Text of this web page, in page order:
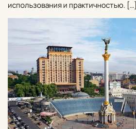
использования и практичностью. […]